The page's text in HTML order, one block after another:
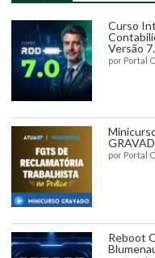
Curso
Versão
por Portal
por Portal
Reboot